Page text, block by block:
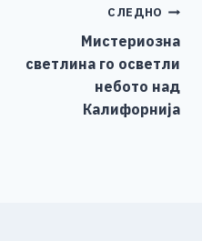
Li
n
k
СЛЕДНО
Мистериозна
светлина го осветли
небото над
Калифорнија